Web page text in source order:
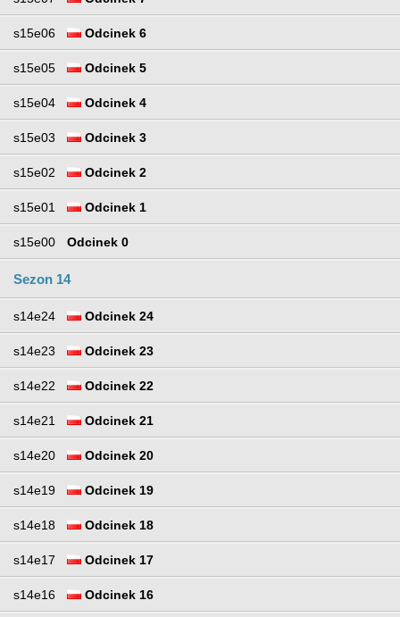
s15e06 Odcinek 6
s15e05 Odcinek 5
s15e04 Odcinek 4
s15e03 Odcinek 3
s15e02 Odcinek 2
s15e01 Odcinek 1
s15e00 Odcinek 0
Sezon 14
s14e24 Odcinek 24
s14e23 Odcinek 23
s14e22 Odcinek 22
s14e21 Odcinek 21
s14e20 Odcinek 20
s14e19 Odcinek 19
s14e18 Odcinek 18
s14e17 Odcinek 17
s14e16 Odcinek 16